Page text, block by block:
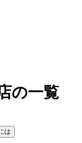
の一覧
は